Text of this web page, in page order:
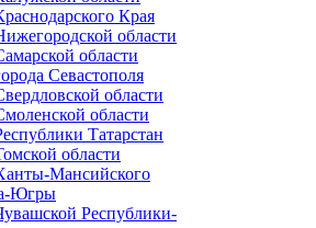
Края
области
области
Севастополя
области
области
Татарстан
области
Мансийского
Югры
Республики-